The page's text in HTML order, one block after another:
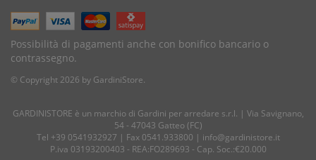
Possibilità di pagamenti anche con bonifico bancario o
contrassegno.
© Copyright 2026 by GardiniStore.
GARDINISTORE è un marchio di Gardini per arredare s.r.l. | Via Savignano,
54 - 47043 Gatteo (FC)
Tel +39 0541932927 | Fax 0541.933800 | info@gardinistore.it
P.iva 03193200403 - REA:FO289693 - Cap. Soc.:€20.000